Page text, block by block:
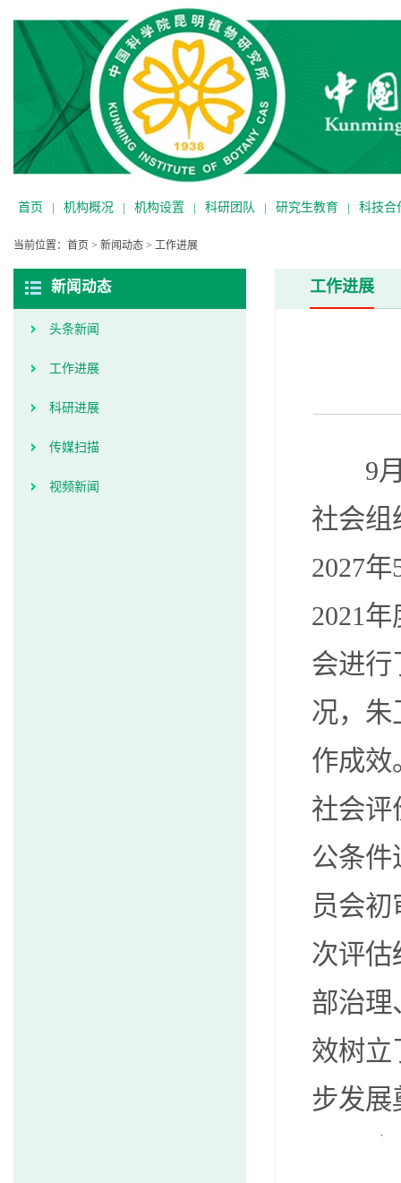
首页 | 机构概况 | 机构设置 | 科研团队 | 研究生教育 | 科技合
当前位置： 首页 > 新闻动态 > 工作进展
新闻动态
头条新闻
工作进展
科研进展
传媒扫描
视频新闻
工作进展
9
社会组
2027
2021
会进行
况，朱
作成效
社会评
公条件
员会
次评估
部治理
效树立
步发展